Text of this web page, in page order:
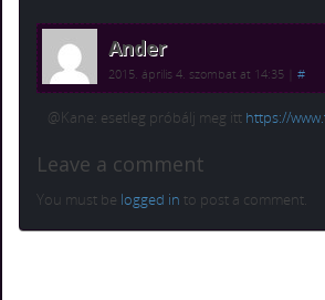
Ander
2015. április 4. szombat at 14:35 #
@Kane: esetleg próbálj meg itt https://
Leave a comment
You must be logged in to post a comment.